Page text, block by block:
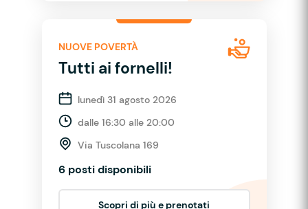
NUOVE POVERTÀ
Tutti ai fornelli!
lunedì 31 agosto 2026
dalle 16:30 alle 20:00
Via Tuscolana 169
6 posti disponibili
Scopri di più e prenotati